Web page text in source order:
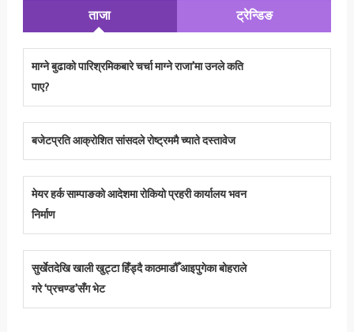
ताजा ट्रेन्डिङ
माग्ने बुढाको पारिश्रमिकबारे चर्चा माग्ने राजा’मा उनले कति
पाए?
बजेटप्रति आक्रोशित सांसदले रोष्ट्रममै च्याते दस्तावेज
मेयर हर्क साम्पाङको आदेशमा रोकियो प्रहरी कार्यालय भवन
निर्माण
सुर्खेतदेखि खाली खुट्टा हिँड्दै काठमाडौँ आइपुगेका बोहराले
गरे ‘प्रचण्ड’सँग भेट